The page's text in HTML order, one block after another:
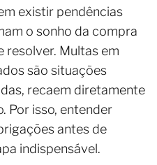
existir pendências
o sonho da compra
resolver. Multas em
são situações
recaem diretamente
Por isso, entender
antes de
indispensável.